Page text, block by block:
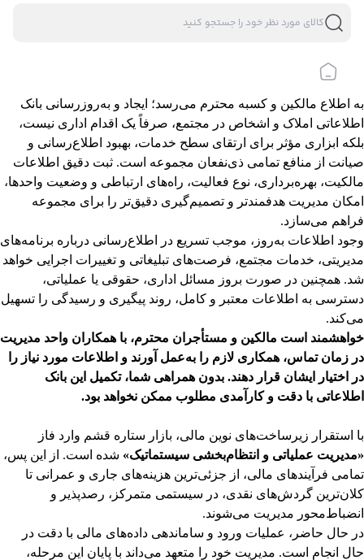
به اطلاع مالکین و کسبه محترم می‌رسد؛ ایجاد و به‌روزرسانی بانک
اطلاعاتی املاک و اشخاص در مجتمع، صرفاً یک اقدام اداری نیست،
بلکه ابزاری مؤثر برای ارتقای سطح خدمات، بهبود اطلاع‌رسانی و
صیانت از منافع تمامی ذی‌نفعان مجموعه است. ثبت دقیق اطلاعات
مالکیت، بهره‌برداری، نوع فعالیت، راه‌های ارتباطی و وضعیت واحدها،
امکان مدیریت هدفمندتر و تصمیم‌گیری دقیق‌تر را برای مجموعه
فراهم می‌سازد.
وجود اطلاعات به‌روز، موجب تسریع در اطلاع‌رسانی درباره برنامه‌های
مدیریتی، خدمات مجتمع، فرصت‌های تبلیغاتی و تغییرات اجرایی خواهد
شد. همچنین در صورت بروز مسائل اداری، حقوقی یا عملیاتی،
دسترسی به اطلاعات معتبر و کامل، روند پیگیری و رسیدگی را تسهیل
می‌کند.
خواهشمند است مالکین و مستأجران محترم، با همکاران واحد مدیریت
در زمان تماس، همکاری لازم را به‌عمل آورند و اطلاعات مورد نیاز را
در اختیار ایشان قرار دهند. بدون همراهی شما، تکمیل این بانک
اطلاعاتی با دقت و کارآمدی مطلوب ممکن نخواهد بود.
با استقرار زیرساخت‌های نوین مالی، بازار ستاره قشم وارد فاز
«مدیریت عملیاتی و انتظام‌بخشی سیستماتیک» شده است. از این پس،
تمامی فرآیندهای مالی، از جزئی‌ترین هزینه‌های جاری و عمرانی تا
کلان‌ترین گردش‌های نقدی، در سیستمی متمرکز، رصدپذیر و
انضباط‌محور مدیریت می‌شوند.
در حال حاضر، عملیات ورود و ساماندهی داده‌های مالی با دقت در
حال انجام است. مدیریت خود را متعهد می‌داند با پایان این مرحله،